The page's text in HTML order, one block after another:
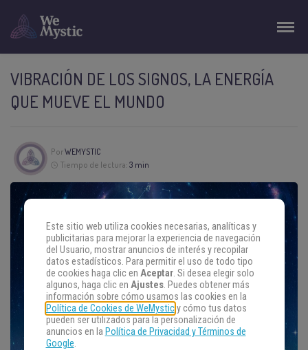
VIBRACIÓN DE LOS SIGNOS, LA ENERGÍA
QUE MUEVE EL MUNDO
PorWEMYSTIC
Tiempo de lectura: 3 min
Este sitio web utiliza cookies necesarias, analíticas y
publicitarias para mejorar la experiencia de navegación
del Usuario, mostrar anuncios de interés y recopilar
datos estadísticos. Para permitir el uso de todo tipo
de cookies haga clic en Aceptar. Si desea elegir solo
algunos, haga clic en Ajustes. Puedes obtener más
información sobre cómo usamos las cookies en la
Política de Cookies de WeMysticy cómo tus datos
pueden ser utilizados para la personalización de
anuncios en la Política de Privacidad y Términos de
Google.